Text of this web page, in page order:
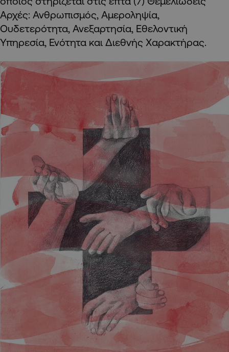
Αρχές: Ανθρωπισμός, Αμεροληψία,
Ουδετερότητα, Ανεξαρτησία, Εθελοντική
Υπηρεσία, Ενότητα και Διεθνής Χαρακτήρας.